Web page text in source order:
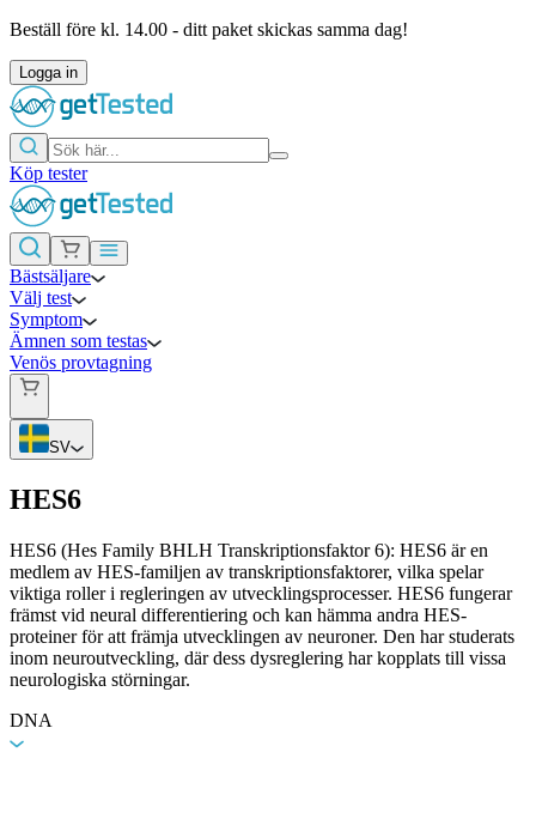
Beställ före kl. 14.00 - ditt paket skickas samma dag!
Logga in
Köp tester
Bästsäljare
Välj test
Symptom
Ämnen som testas
Venös provtagning
SV
HES6
HES6 (Hes Family BHLH Transkriptionsfaktor 6): HES6 är en
medlem av HES-familjen av transkriptionsfaktorer, vilka spelar
viktiga roller i regleringen av utvecklingsprocesser. HES6 fungerar
främst vid neural differentiering och kan hämma andra HES-
proteiner för att främja utvecklingen av neuroner. Den har studerats
inom neuroutveckling, där dess dysreglering har kopplats till vissa
neurologiska störningar.
DNA